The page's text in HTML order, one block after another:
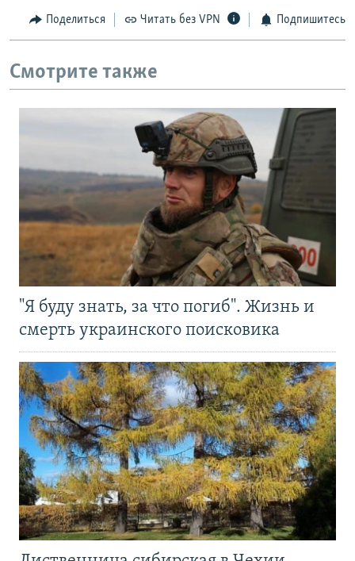
Поделиться Читать без VPN Подпишитесь
Смотрите также
"Я буду знать, за что погиб". Жизнь и
смерть украинского поисковика